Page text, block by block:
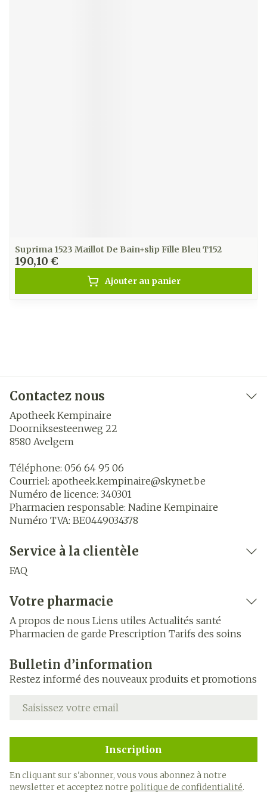
Suprima 1523 Maillot De Bain+slip Fille Bleu T152
190,10 €
Ajouter au panier
Contactez nous
Apotheek Kempinaire
Doorniksesteenweg 22
8580 Avelgem
Téléphone: 056 64 95 06
Courriel: apotheek.kempinaire@skynet.be
Numéro de licence: 340301
Pharmacien responsable: Nadine Kempinaire
Numéro TVA: BE0449034378
Service à la clientèle
FAQ
Votre pharmacie
A propos de nous Liens utiles Actualités santé
Pharmacien de garde Prescription Tarifs des soins
Bulletin d’information
Restez informé des nouveaux produits et promotions
Adresse mail
Inscription
En cliquant sur s'abonner, vous vous abonnez à notre
newsletter et acceptez notre politique de confidentialité.